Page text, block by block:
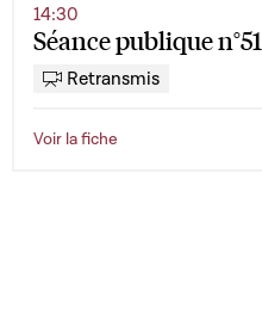
Séance publique n°51
14:30
Retransmis
Voir la fiche